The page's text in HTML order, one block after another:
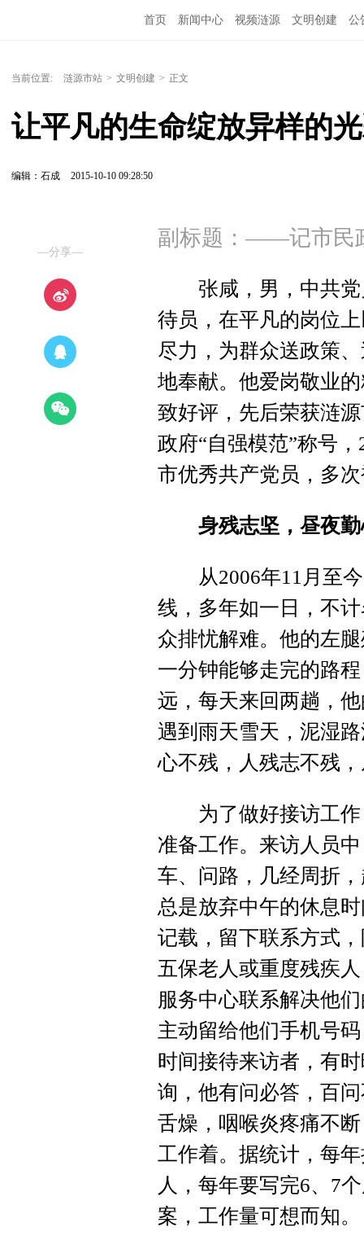
首页 新闻中心 视频涟源 文明创建 公
当前位置: 涟源市站 > 文明创建 > 正文
让平凡的生命绽放异样的
编辑：石成 2015-10-10 09:28:50
—分享—
副标题：——记市民
张咸，男，中共党
待员，在平凡的岗位
尽力，为群众送政策
地奉献。他爱岗敬业
致好评，先后荣获涟
政府“自强模范”称号
市优秀共产党员，多
身残志坚，昼夜
从2006年11月至今
线，多年如一日，不
众排忧解难。他的左
一分钟能够走完的路
远，每天来回两趟，
遇到雨天雪天，泥湿
心不残，人残志不残
为了做好接访工作
准备工作。来访人员
车、问路，几经周折
总是放弃中午的休息
记载，留下联系方式
五保老人或重度残疾
服务中心联系解决他
主动留给他们手机号
时间接待来访者，有
询，他有问必答，百
舌燥，咽喉炎疼痛不
工作着。据统计，每
人，每年要写完6、7
案，工作量可想而知。